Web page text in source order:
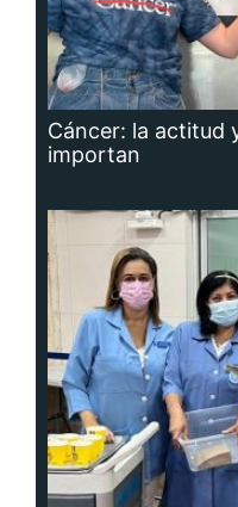
Cáncer: la actitud
importan